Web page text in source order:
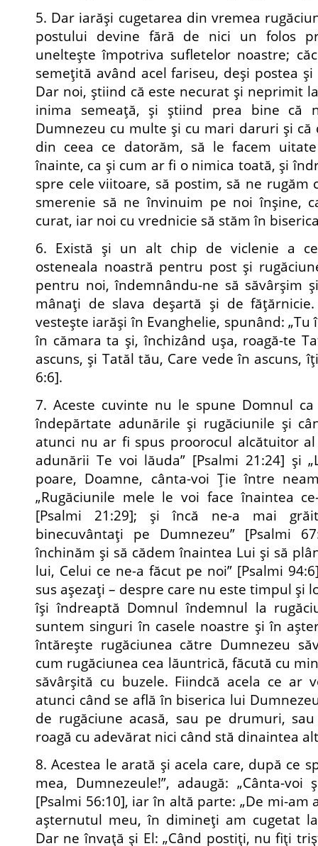
5. Dar iarăşi cugetarea din vremea
postului devine fără de nici un folos
unelteşte împotriva sufletelor noastre;
semeţită având acel fariseu, deşi postea
Dar noi, ştiind că este necurat şi neprimit
inima semeaţă, şi ştiind prea bine că
Dumnezeu cu multe şi cu mari daruri şi
din ceea ce datorăm, să le facem
înainte, ca şi cum ar fi o nimica toată, şi
spre cele viitoare, să postim, să ne rugăm
smerenie să ne învinuim pe noi înşine,
curat, iar noi cu vrednicie să stăm în
6. Există şi un alt chip de viclenie a
osteneala noastră pentru post şi
pentru noi, îndemnându-ne să săvârşim
mânaţi de slava deşartă şi de
vesteşte iarăşi în Evanghelie, spunând:
în cămara ta şi, închizând uşa, roagă-te
ascuns, şi Tatăl tău, Care vede în ascuns,
6:6].
7. Aceste cuvinte nu le spune Domnul
îndepărtate adunările şi rugăciunile şi
atunci nu ar fi spus proorocul alcătuitor
adunării Te voi lăuda” [Psalmi 21:24] şi
poare, Doamne, cânta-voi Ţie între
„Rugăciunile mele le voi face înaintea
[Psalmi 21:29]; şi încă ne-a mai
binecuvântaţi pe Dumne­zeu” [Psalmi
închinăm şi să cădem înaintea Lui şi să
lui, Celui ce ne-a făcut pe noi” [Psalmi
sus aşezaţi – despre care nu este timpul şi
îşi îndreaptă Domnul îndemnul la
suntem singuri în casele noastre şi în
întăreşte rugăciunea către Dumnezeu
cum rugăciunea cea lăuntrică, făcută cu
săvârşită cu buzele. Fiindcă acela ce ar
atunci când se află în biserica lui
de rugăciune acasă, sau pe drumuri,
roagă cu adevărat nici când stă dinaintea
8. Acestea le arată şi acela care, după ce
mea, Dumnezeule!”, adaugă: „Cânta-
[Psalmi 56:10], iar în altă parte: „De mi-am
aşter­nutul meu, în dimineţi am cugetat
Dar ne învaţă şi El: „Când postiţi, nu fiţi